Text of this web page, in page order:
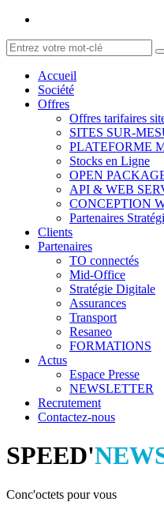
Accueil
Société
Offres
Offres tarifaires
SITES SUR-
PLATEFORME
Stocks en Ligne
OPEN
API & WEB
CONCEPTION
Partenaires
Clients
Partenaires
TO connectés
Mid-Office
Stratégie Digitale
Assurances
Transport
Resaneo
FORMATIONS
Actus
Espace Presse
NEWSLETTER
Recrutement
Contactez-nous
SPEED'
Conc'octets pour vous